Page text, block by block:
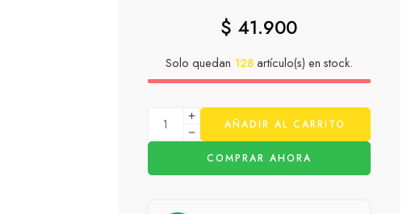
$ 41.900
Solo quedan 128artículo(s) en stock.
AÑADIR AL CARRITO
COMPRAR AHORA